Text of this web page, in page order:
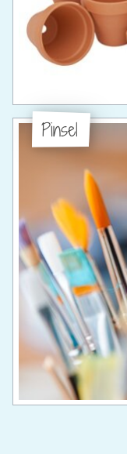
Pinsel